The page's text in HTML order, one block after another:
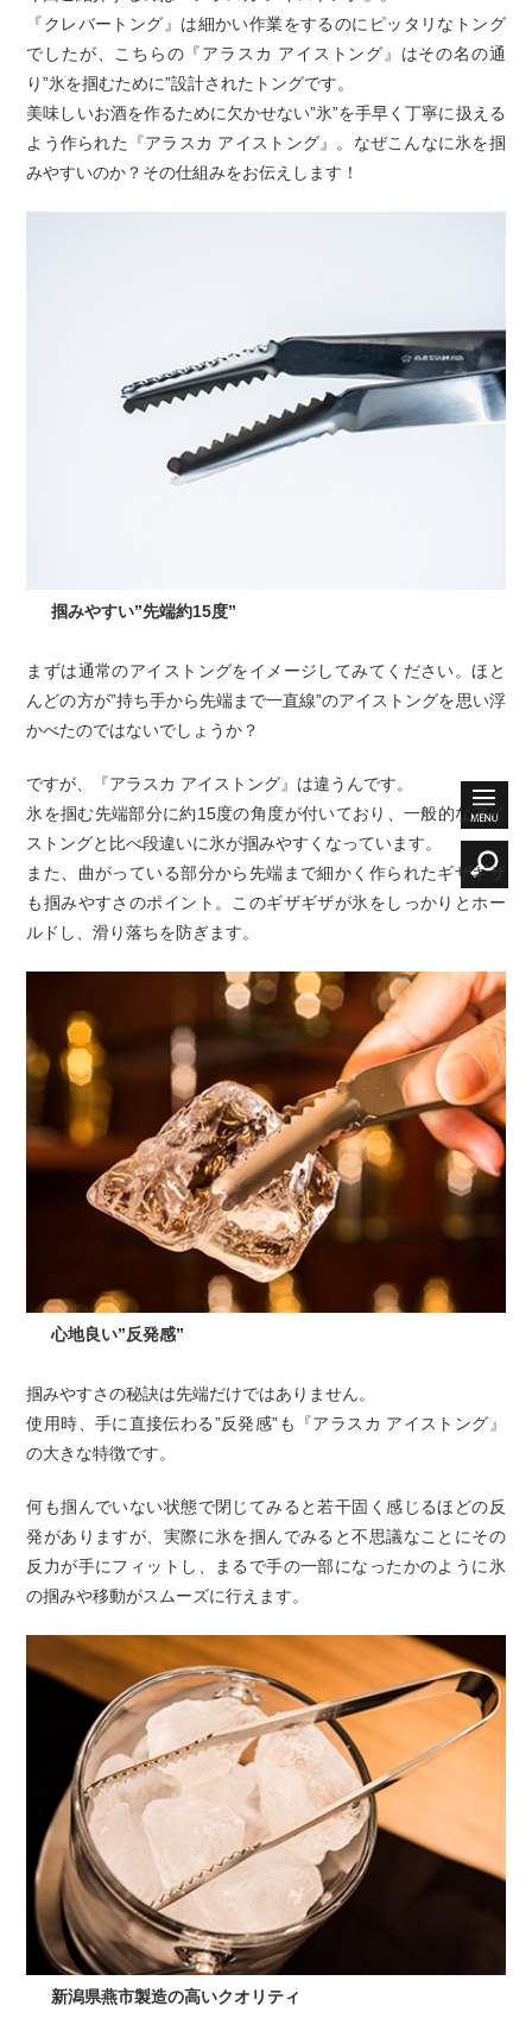
『クレバートング』は細かい作業をするのにピッタリなトング
でしたが、こちらの『アラスカ アイストング』はその名の通
り”氷を掴むために”設計されたトングです。
美味しいお酒を作るために欠かせない”氷”を手早く丁寧に扱える
よう作られた『アラスカ アイストング』。なぜこんなに氷を掴
みやすいのか？その仕組みをお伝えします！
掴みやすい”先端約15度”
まずは通常のアイストングをイメージしてみてください。ほと
んどの方が”持ち手から先端まで一直線”のアイストングを思い浮
かべたのではないでしょうか？
ですが、『アラスカ アイストング』は違うんです。
氷を掴む先端部分に約15度の角度が付いており、一般的なアイ
ストングと比べ段違いに氷が掴みやすくなっています。
また、曲がっている部分から先端まで細かく作られたギザギザ
も掴みやすさのポイント。このギザギザが氷をしっかりとホー
ルドし、滑り落ちを防ぎます。
心地良い”反発感”
掴みやすさの秘訣は先端だけではありません。
使用時、手に直接伝わる”反発感”も『アラスカ アイストング』
の大きな特徴です。
何も掴んでいない状態で閉じてみると若干固く感じるほどの反
発がありますが、実際に氷を掴んでみると不思議なことにその
反力が手にフィットし、まるで手の一部になったかのように氷
の掴みや移動がスムーズに行えます。
新潟県燕市製造の高いクオリティ